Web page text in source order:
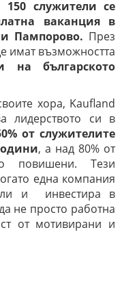
150 служители се
ваканция в
Пампорово. През
имат възможността
на българското
хора, Kaufland
лидерството си в
от служителите
, а над 80% от
повишени. Тези
една компания
и инвестира в
не просто работна
от мотивирани и